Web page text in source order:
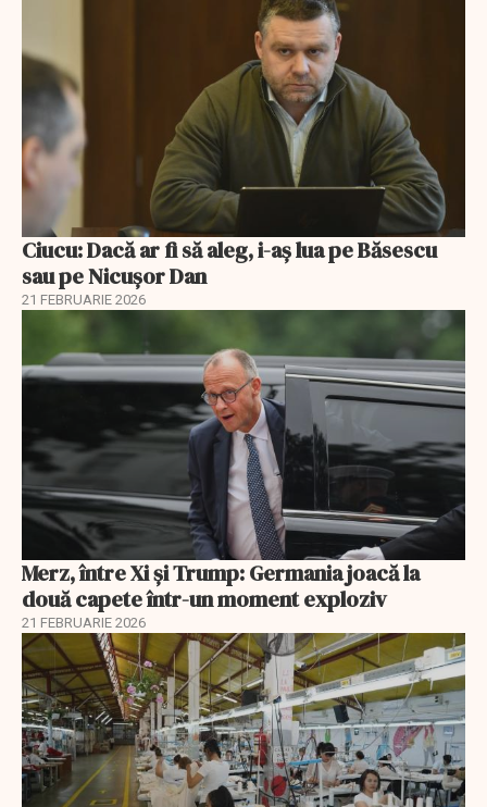
Ciucu: Dacă ar fi să aleg, i-aș lua pe Băsescu
sau pe Nicușor Dan
21 FEBRUARIE 2026
Merz, între Xi și Trump: Germania joacă la
două capete într-un moment exploziv
21 FEBRUARIE 2026